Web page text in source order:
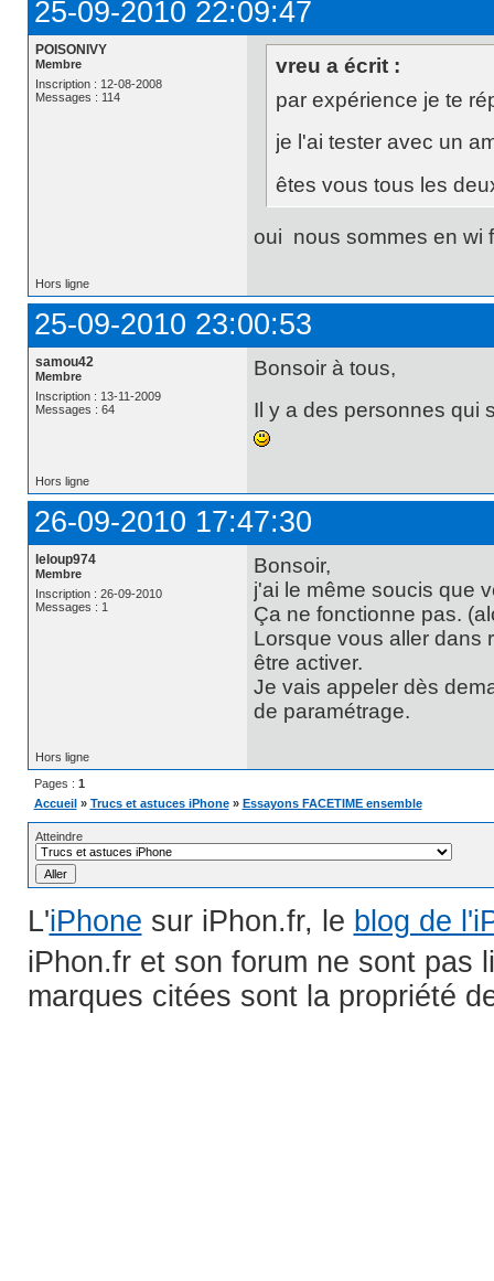
25-09-2010 22:09:47
POISONIVY
Membre
Inscription : 12-08-2008
Messages : 114
vreu a écrit :
par expérience je te
je l'ai tester avec un
êtes vous tous les
oui nous sommes en
Hors ligne
25-09-2010 23:00:53
samou42
Membre
Inscription : 13-11-2009
Messages : 64
Bonsoir à tous,
Il y a des personnes qui
Hors ligne
26-09-2010 17:47:30
leloup974
Membre
Inscription : 26-09-2010
Messages : 1
Bonsoir,
j'ai le même soucis que
Ça ne fonctionne pas.
Lorsque vous aller dans
être activer.
Je vais appeler dès
de paramétrage.
Hors ligne
Pages : 1
Accueil » Trucs et astuces iPhone » Essayons FACETIME ensemble
Atteindre
L'iPhone sur iPhon.fr, le blog de
iPhon.fr et son forum ne sont pas
marques citées sont la propriété